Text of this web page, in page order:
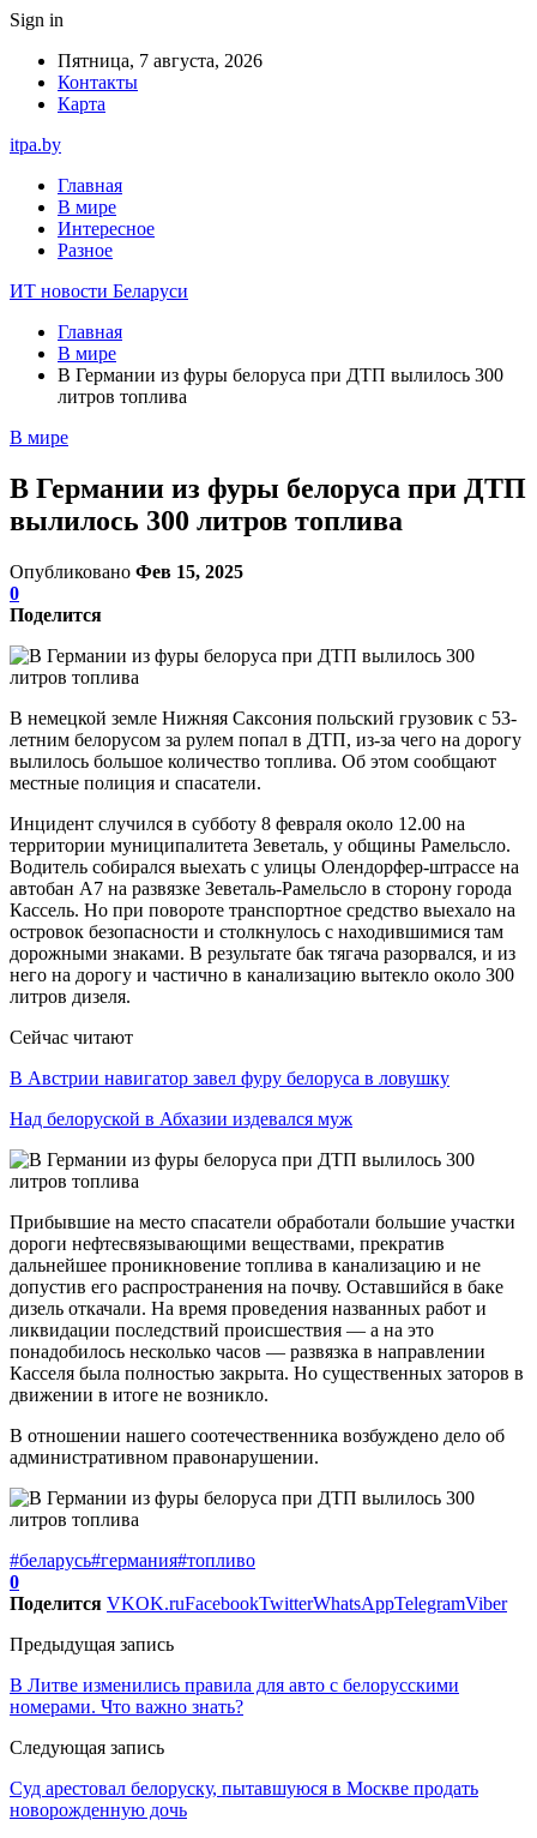
Sign in
Пятница, 7 августа, 2026
Контакты
Карта
itpa.by
Главная
В мире
Интересное
Разное
ИТ новости Беларуси
Главная
В мире
В Германии из фуры белоруса при ДТП вылилось 300
литров топлива
В мире
В Германии из фуры белоруса при ДТП
вылилось 300 литров топлива
Опубликовано Фев 15, 2025
0
Поделится
В немецкой земле Нижняя Саксония польский грузовик с 53-
летним белорусом за рулем попал в ДТП, из-за чего на дорогу
вылилось большое количество топлива. Об этом сообщают
местные полиция и спасатели.
Инцидент случился в субботу 8 февраля около 12.00 на
территории муниципалитета Зеветаль, у общины Рамельсло.
Водитель собирался выехать с улицы Олендорфер-штрассе на
автобан А7 на развязке Зеветаль-Рамельсло в сторону города
Кассель. Но при повороте транспортное средство выехало на
островок безопасности и столкнулось с находившимися там
дорожными знаками. В результате бак тягача разорвался, и из
него на дорогу и частично в канализацию вытекло около 300
литров дизеля.
Сейчас читают
В Австрии навигатор завел фуру белоруса в ловушку
Над белоруской в Абхазии издевался муж
Прибывшие на место спасатели обработали большие участки
дороги нефтесвязывающими веществами, прекратив
дальнейшее проникновение топлива в канализацию и не
допустив его распространения на почву. Оставшийся в баке
дизель откачали. На время проведения названных работ и
ликвидации последствий происшествия — а на это
понадобилось несколько часов — развязка в направлении
Касселя была полностью закрыта. Но существенных заторов в
движении в итоге не возникло.
В отношении нашего соотечественника возбуждено дело об
административном правонарушении.
#беларусь#германия#топливо
0
Поделится VKOK.ruFacebookTwitterWhatsAppTelegramViber
Предыдущая запись
В Литве изменились правила для авто с белорусскими
номерами. Что важно знать?
Следующая запись
Суд арестовал белоруску, пытавшуюся в Москве продать
новорожденную дочь